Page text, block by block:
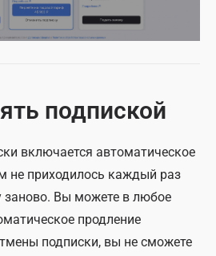
подпиской
включается автоматическое
не приходилось каждый раз
заново. Вы можете в любое
продление
подписки, вы не сможете